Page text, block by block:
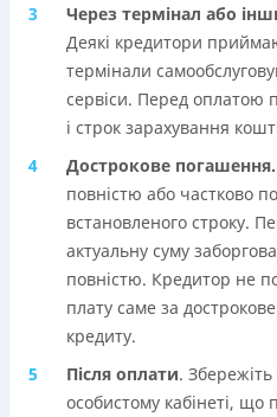
Через термінал або
Деякі кредитори
термінали
сервіси. Перед оплатою
і строк зарахування
Дострокове погашення.
повністю або частково
встановленого строку.
актуальну суму
повністю. Кредитор не
плату саме за
кредиту.
Після оплати.
особистому кабінеті, що